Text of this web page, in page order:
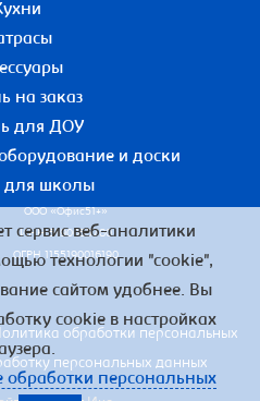
на заказ
для ДОУ
и доски
для школы
ООО «Офис51+»
ИНН 5190055780
ОГРН 1155190016190
обработки персональных
персональных данных
сервис веб-аналитики
технологии "cookie",
сайтом удобнее. Вы
cookie в настройках
обработки персональных